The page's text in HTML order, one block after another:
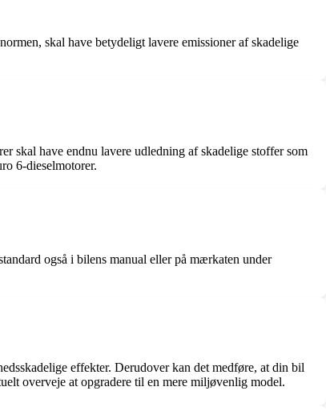
skal have betydeligt lavere emissioner af skadelige
skal have endnu lavere udledning af skadelige stoffer som
6-dieselmotorer.
også i bilens manual eller på mærkaten under
effekter. Derudover kan det medføre, at din bil
overveje at opgradere til en mere miljøvenlig model.